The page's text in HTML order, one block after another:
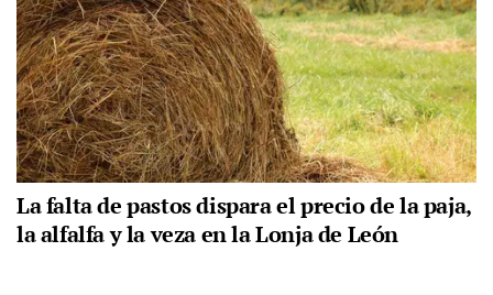
La falta de pastos dispara el precio de la paja,
la alfalfa y la veza en la Lonja de León